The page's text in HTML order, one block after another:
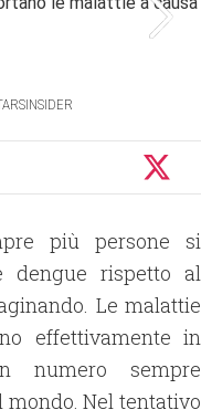
più persone si
dengue rispetto al
Le malattie
effettivamente in
numero sempre
Nel tentativo